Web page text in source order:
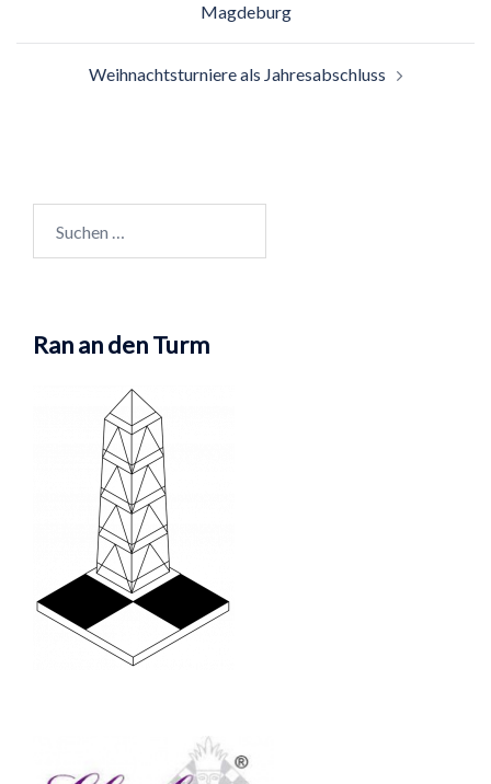
Magdeburg
Weihnachtsturniere als Jahresabschluss
nach:
Ran an den Turm